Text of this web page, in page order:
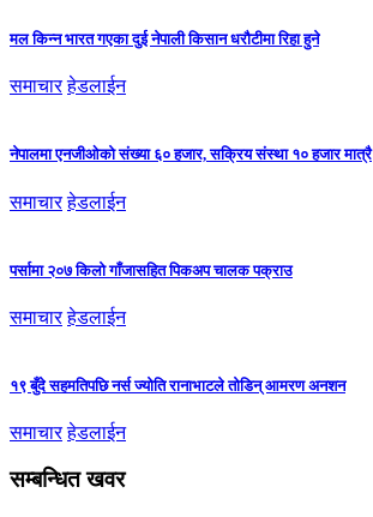
मल किन्न भारत गएका दुई नेपाली किसान धरौटीमा रिहा हुने
समाचार हेडलाईन
नेपालमा एनजीओको संख्या ६० हजार, सक्रिय संस्था १० हजार मात्रै
समाचार हेडलाईन
पर्सामा २०७ किलो गाँजासहित पिकअप चालक पक्राउ
समाचार हेडलाईन
१९ बुँदे सहमतिपछि नर्स ज्योति रानाभाटले तोडिन् आमरण अनशन
समाचार हेडलाईन
सम्बन्धित खवर